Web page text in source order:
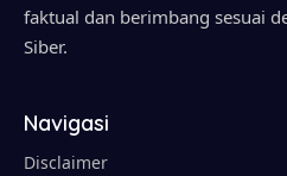
faktual dan berimbang sesuai
Siber.
Navigasi
Disclaimer